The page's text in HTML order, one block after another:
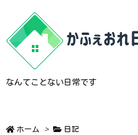
なんてことない日常です
ホーム > 日記